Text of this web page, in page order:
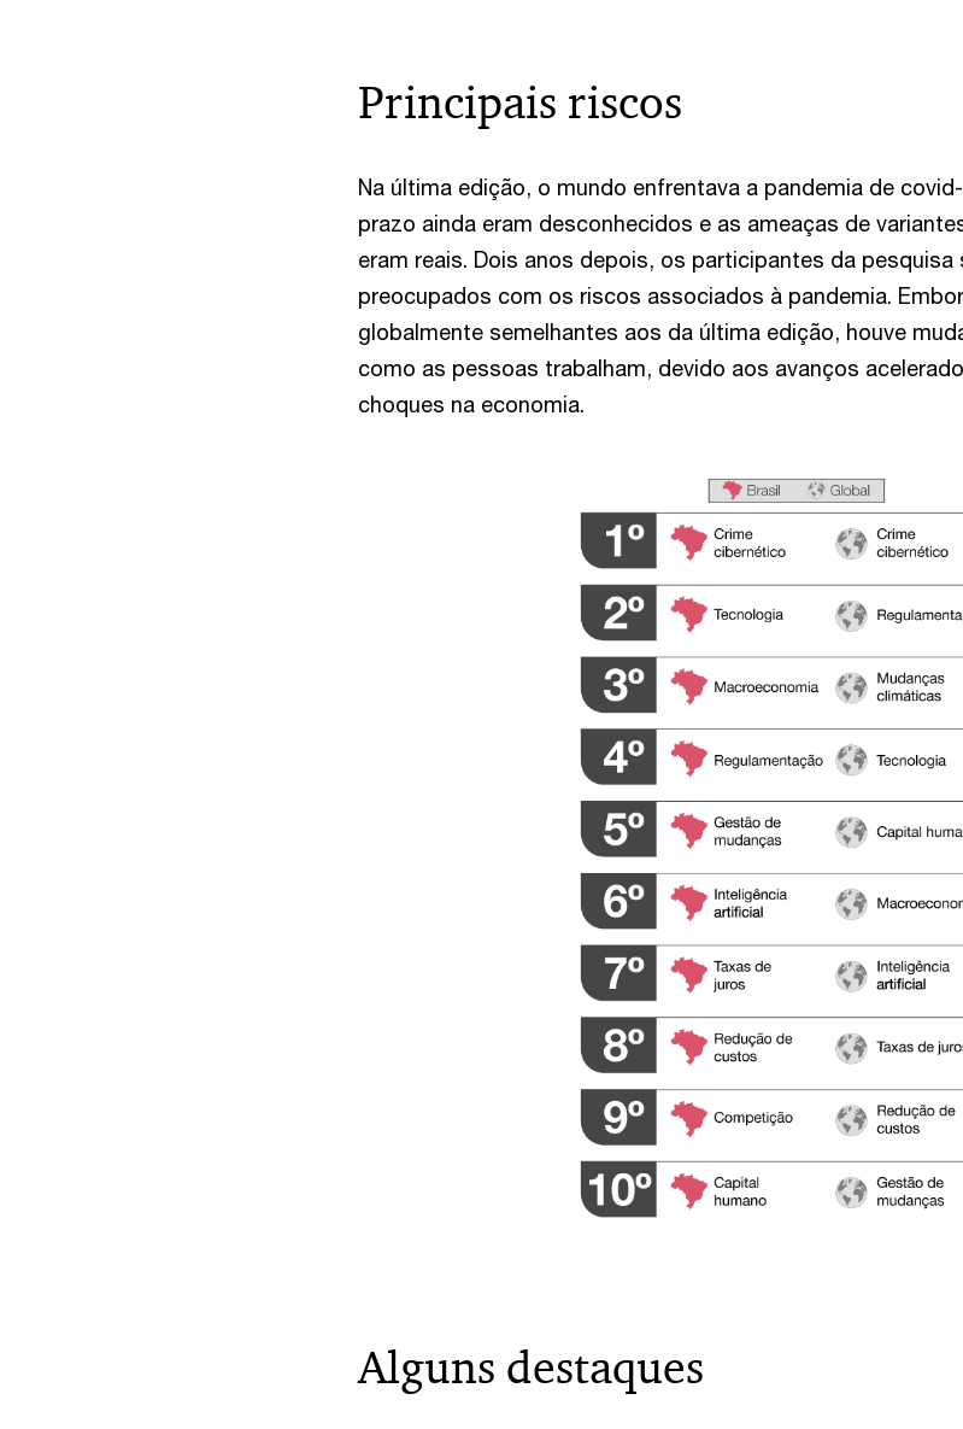
Principais riscos
Na última edição, o mundo enfrentava a pandemia de
prazo ainda eram desconhecidos e as ameaças de
eram reais. Dois anos depois, os participantes da
preocupados com os riscos associados à pandemia.
globalmente semelhantes aos da última edição, houve
como as pessoas trabalham, devido aos avanços
choques na economia.
Alguns destaques